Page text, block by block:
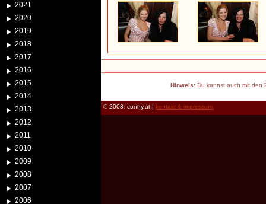
2021
2020
2019
2018
2017
2016
2015
2014
2013
2012
2011
2010
2009
2008
2007
2006
Hinweis:Du kannst auch mit den
© 2008: conny.at | kontakt & impressum